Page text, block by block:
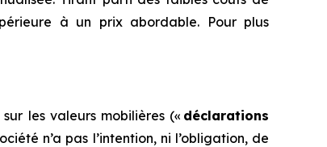
à un prix abordable. Pour plus
les valeurs mobilières (« déclarations
n’a pas l’intention, ni l’obligation, de